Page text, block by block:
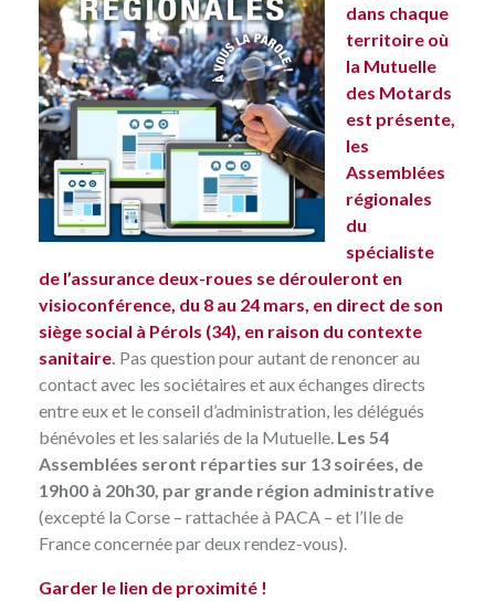
dans chaque
territoire où
la Mutuelle
des Motards
est présente,
les
Assemblées
régionales
du
spécialiste
de l’assurance deux-roues se dérouleront en
visioconférence, du 8 au 24 mars, en direct de son
siège social à Pérols (34), en raison du contexte
sanitaire Pas question pour autant de renoncer au
contact avec les sociétaires et aux échanges directs
entre eux et le conseil d’administration, les délégués
bénévoles et les salariés de la Mutuelle. Les 54
Assemblées seront réparties sur 13 soirées, de
19h00 à 20h30, par grande région administrative
(excepté la Corse – rattachée à PACA – et l’Ile de
France concernée par deux rendez-vous).
Garder le lien de proximité !